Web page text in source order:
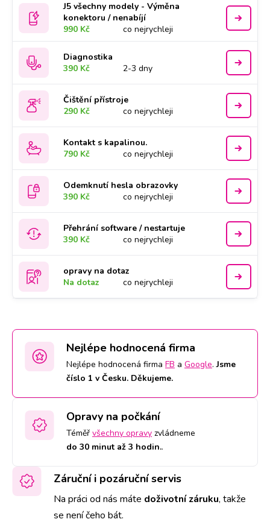
J5 všechny modely - Výměna
konektoru / nenabíjí
990 Kč
co nejrychleji
Diagnostika
390 Kč
2-3 dny
Čištění přístroje
290 Kč
co nejrychleji
Kontakt s kapalinou.
790 Kč
co nejrychleji
Odemknutí hesla obrazovky
390 Kč
co nejrychleji
Přehrání software / nestartuje
390 Kč
co nejrychleji
opravy na dotaz
Na dotaz
co nejrychleji
Nejlépe hodnocená firma
Nejlépe hodnocená firma FB a Google.Jsme
číslo 1 v Česku. Děkujeme.
Opravy na počkání
Téměř všechny opravy zvládneme
do 30 minut až 3 hodin..
Záruční i pozáruční servis
Na práci od nás máte doživotní záruku, takže
se není čeho bát.